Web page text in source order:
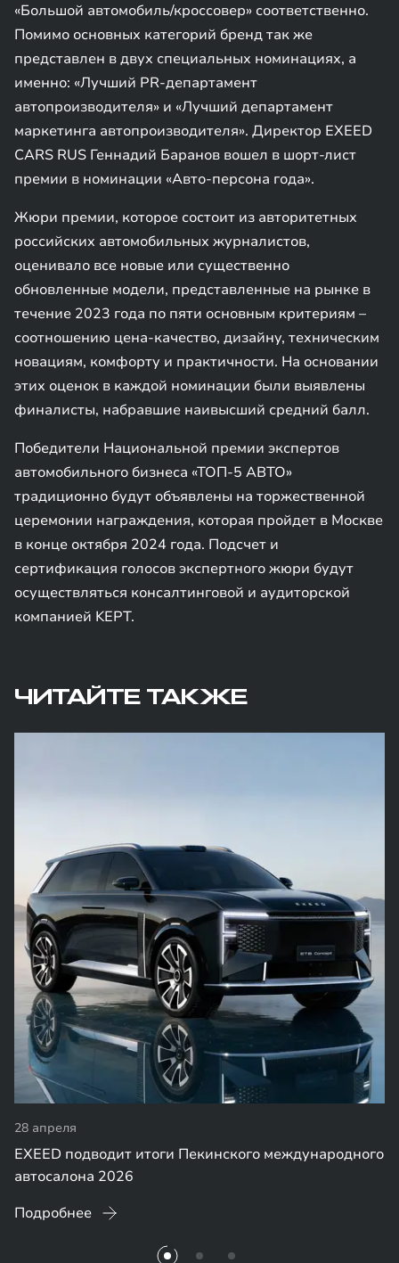
«Большой автомобиль/кроссовер» соответственно.
Помимо основных категорий бренд так же
представлен в двух специальных номинациях, а
именно: «Лучший PR-департамент
автопроизводителя» и «Лучший департамент
маркетинга автопроизводителя». Директор EXEED
CARS RUS Геннадий Баранов вошел в шорт-лист
премии в номинации «Авто-персона года».
Жюри премии, которое состоит из авторитетных
российских автомобильных журналистов,
оценивало все новые или существенно
обновленные модели, представленные на рынке в
течение 2023 года по пяти основным критериям –
соотношению цена-качество, дизайну, техническим
новациям, комфорту и практичности. На основании
этих оценок в каждой номинации были выявлены
финалисты, набравшие наивысший средний балл.
Победители Национальной премии экспертов
автомобильного бизнеса «ТОП-5 АВТО»
традиционно будут объявлены на торжественной
церемонии награждения, которая пройдет в Москве
в конце октября 2024 года. Подсчет и
сертификация голосов экспертного жюри будут
осуществляться консалтинговой и аудиторской
компанией KEPT.
ЧИТАЙТЕ ТАКЖЕ
28 апреля
EXEED подводит итоги Пекинского международного
автосалона 2026
Подробнее